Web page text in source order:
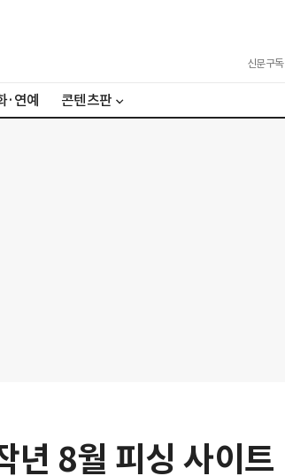
신문구독
·연예 콘텐츠판
8월 피싱 사이트